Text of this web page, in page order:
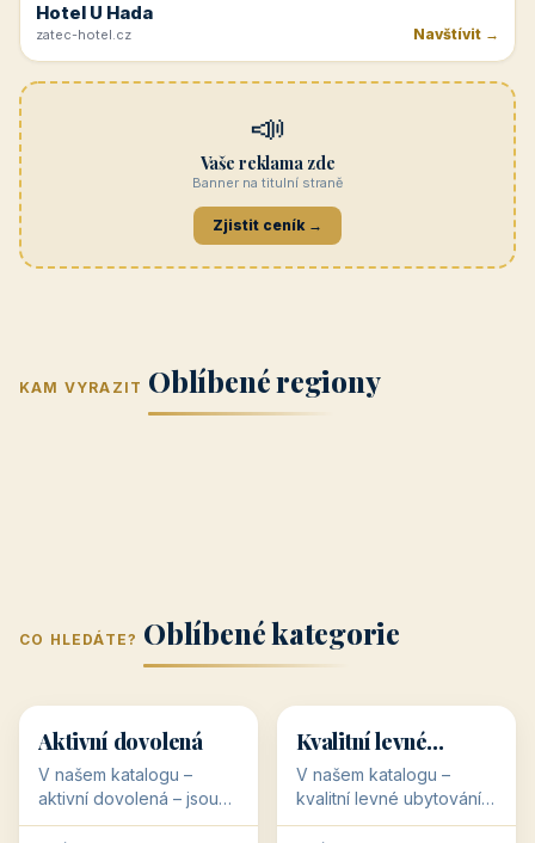
Hotel U Hada
zatec-hotel.cz Navštívit →
📣
Vaše reklama zde
Banner na titulní straně
Zjistit ceník →
KAM VYRAZIT Oblíbené regiony
(Jihomoravský
kraj)
kraj)
Zlínský kraj Žilinský
Karlovarský
Střední Čechy
(Středočeský
CO HLEDÁTE? Oblíbené kategorie
🥾 36 objektů
Aktivní dovolená
V našem katalogu –
aktivní dovolená – jsou
pro Vás připraveny
💰
💰
34 objektů
Kvalitní levné
ubytování
V našem katalogu –
kvalitní levné ubytování –
jsou pro Vás připraveny